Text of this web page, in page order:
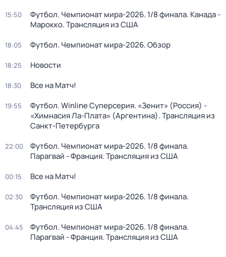
15:50
Футбол. Чемпионат мира-2026. 1/8 финала. Канада -
Марокко. Трансляция из США
18:05 Футбол. Чемпионат мира-2026. Обзор
18:25 Новости
18:30 Все на Матч!
19:55
Футбол. Winline Суперсерия. «Зенит» (Россия) -
«Химнасия Ла-Плата» (Аргентина). Трансляция из
Санкт-Петербурга
22:00
Футбол. Чемпионат мира-2026. 1/8 финала.
Парагвай - Франция. Трансляция из США
00:15 Все на Матч!
02:30
Футбол. Чемпионат мира-2026. 1/8 финала.
Трансляция из США
04:45
Футбол. Чемпионат мира-2026. 1/8 финала.
Парагвай - Франция. Трансляция из США